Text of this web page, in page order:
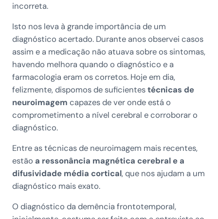
incorreta.
Isto nos leva à grande importância de um
diagnóstico acertado. Durante anos observei casos
assim e a medicação não atuava sobre os sintomas,
havendo melhora quando o diagnóstico e a
farmacologia eram os corretos. Hoje em dia,
felizmente, dispomos de suficientestécnicas de
neuroimagem capazes de ver onde está o
comprometimento a nível cerebral e corroborar o
diagnóstico.
Entre as técnicas de neuroimagem mais recentes,
estão a ressonância magnética cerebral e a
difusividade média cortical, que nos ajudam a um
diagnóstico mais exato.
O diagnóstico da demência frontotemporal,